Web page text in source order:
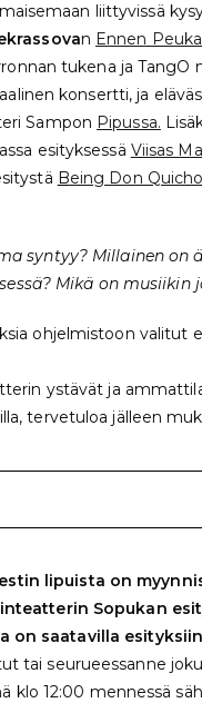
liittyvissä
n Ennen
tukena ja
konsertti, ja
Sampon Pipussa.
esityksessä Viisas
Being Don
syntyy? Millainen
Mikä on musiikin
ohjelmistoon valitut
ystävät ja
tervetuloa jälleen
lipuista on
Sopukan
on saatavilla
tai seurueessanne
klo 12:00 mennessä